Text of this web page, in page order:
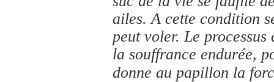
ailes. A cette condition
peut voler. Le
la souffrance endurée,
donne au papillon la